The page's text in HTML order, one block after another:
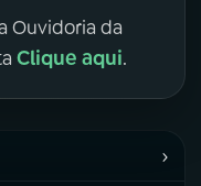
Ouvidoria da
Clique aqui.
›